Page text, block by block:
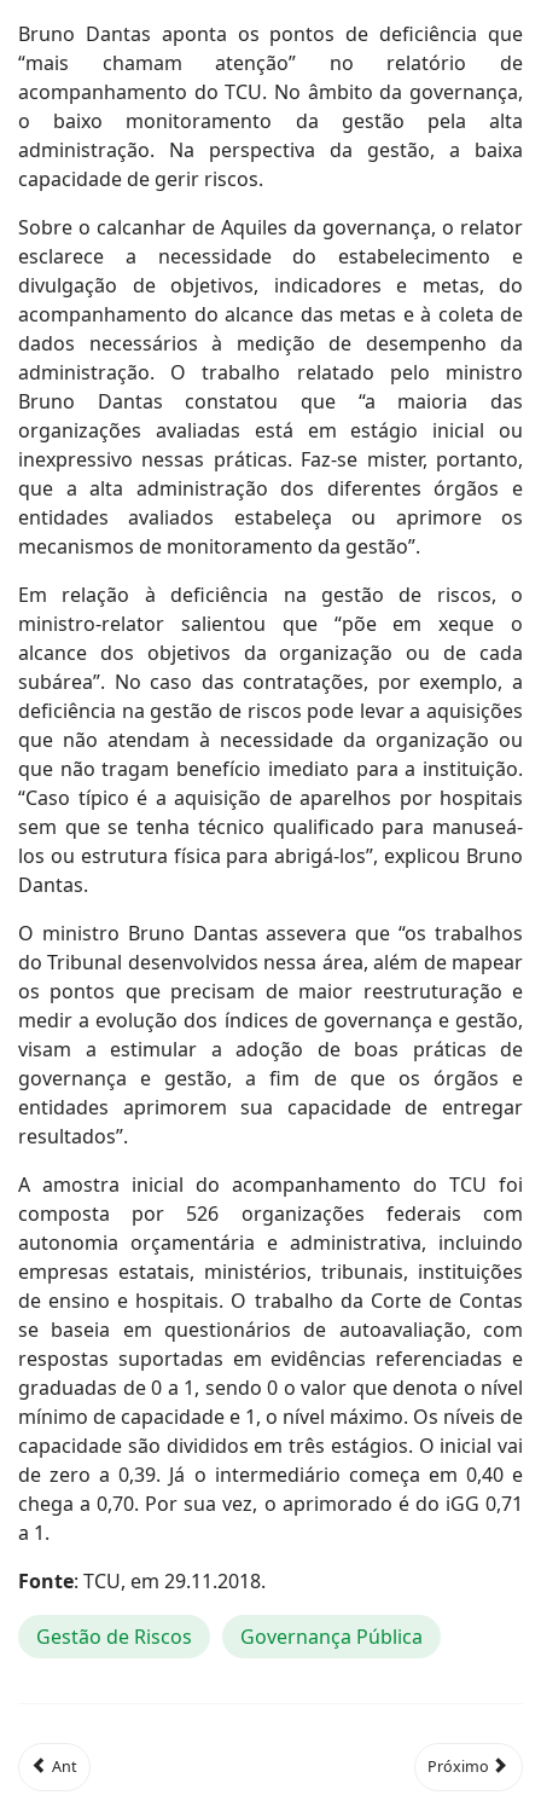
Bruno Dantas aponta os pontos de deficiência que
“mais chamam atenção” no relatório de
acompanhamento do TCU. No âmbito da governança,
o baixo monitoramento da gestão pela alta
administração. Na perspectiva da gestão, a baixa
capacidade de gerir riscos.
Sobre o calcanhar de Aquiles da governança, o relator
esclarece a necessidade do estabelecimento e
divulgação de objetivos, indicadores e metas, do
acompanhamento do alcance das metas e à coleta de
dados necessários à medição de desempenho da
administração. O trabalho relatado pelo ministro
Bruno Dantas constatou que “a maioria das
organizações avaliadas está em estágio inicial ou
inexpressivo nessas práticas. Faz-se mister, portanto,
que a alta administração dos diferentes órgãos e
entidades avaliados estabeleça ou aprimore os
mecanismos de monitoramento da gestão”.
Em relação à deficiência na gestão de riscos, o
ministro-relator salientou que “põe em xeque o
alcance dos objetivos da organização ou de cada
subárea”. No caso das contratações, por exemplo, a
deficiência na gestão de riscos pode levar a aquisições
que não atendam à necessidade da organização ou
que não tragam benefício imediato para a instituição.
“Caso típico é a aquisição de aparelhos por hospitais
sem que se tenha técnico qualificado para manuseá-
los ou estrutura física para abrigá-los”, explicou Bruno
Dantas.
O ministro Bruno Dantas assevera que “os trabalhos
do Tribunal desenvolvidos nessa área, além de mapear
os pontos que precisam de maior reestruturação e
medir a evolução dos índices de governança e gestão,
visam a estimular a adoção de boas práticas de
governança e gestão, a fim de que os órgãos e
entidades aprimorem sua capacidade de entregar
resultados”.
A amostra inicial do acompanhamento do TCU foi
composta por 526 organizações federais com
autonomia orçamentária e administrativa, incluindo
empresas estatais, ministérios, tribunais, instituições
de ensino e hospitais. O trabalho da Corte de Contas
se baseia em questionários de autoavaliação, com
respostas suportadas em evidências referenciadas e
graduadas de 0 a 1, sendo 0 o valor que denota o nível
mínimo de capacidade e 1, o nível máximo. Os níveis de
capacidade são divididos em três estágios. O inicial vai
de zero a 0,39. Já o intermediário começa em 0,40 e
chega a 0,70. Por sua vez, o aprimorado é do iGG 0,71
a 1.
Fonte: TCU, em 29.11.2018.
Gestão de Riscos Governança Pública
Ant Próximo